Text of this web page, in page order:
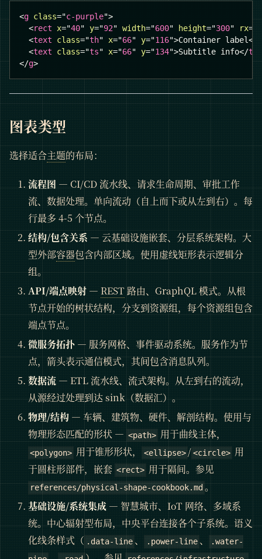
<g class="c-purple">
<rect x="40" y="92" width="600" height="300" rx=
<text class="th" x="66" y="116">Container label</
<text class="ts" x="66" y="134">Subtitle info</
</g>
图表类型
选择适合主题的布局：
流程图 — CI/CD 流水线、请求生命周期、审批工作
流、数据处理。单向流动（自上而下或从左到右）。每
行最多 4-5 个节点。
结构/包含关系 — 云基础设施嵌套、分层系统架构。大
型外部容器包含内部区域。使用虚线矩形表示逻辑分
组。
API/端点映射 — REST 路由、GraphQL 模式。从根
节点开始的树状结构，分支到资源组，每个资源组包含
端点节点。
微服务拓扑 — 服务网格、事件驱动系统。服务作为节
点，箭头表示通信模式，其间包含消息队列。
数据流 — ETL 流水线、流式架构。从左到右的流动，
从源经过处理到达 sink（数据汇）。
物理/结构 — 车辆、建筑物、硬件、解剖结构。使用与
物理形态匹配的形状 — <path> 用于曲线主体，
<polygon> 用于锥形形状， <ellipse> / <circle> 用
于圆柱形部件，嵌套 <rect> 用于隔间。参见
references/physical-shape-cookbook.md 。
基础设施/系统集成 — 智慧城市、IoT 网络、多域系
统。中心辐射型布局，中央平台连接各个子系统。语义
化线条样式（ .data-line 、 .power-line 、
.water-